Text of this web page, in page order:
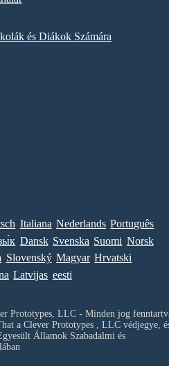
és Diákok Számára
Italiana Nederlands Português
Dansk Svenska Suomi Norsk
Slovenský Magyar Hrvatski
Latvijas eesti
Prototypes, LLC - Minden jog
a Clever Prototypes , LLCvédjegye,
Államok Szabadalmi és